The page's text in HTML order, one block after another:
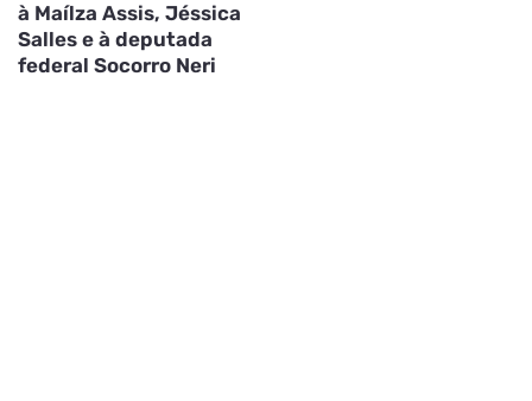
à Maílza Assis, Jéssica
Salles e à deputada
federal Socorro Neri